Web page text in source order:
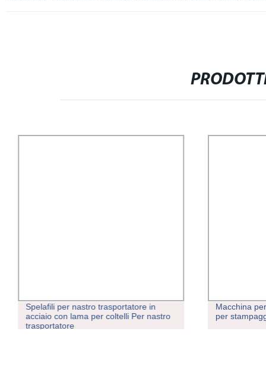
Spelafili per nastro trasportatore in
acciaio con lama per coltelli Per nastro
trasportatore
Macchina
per